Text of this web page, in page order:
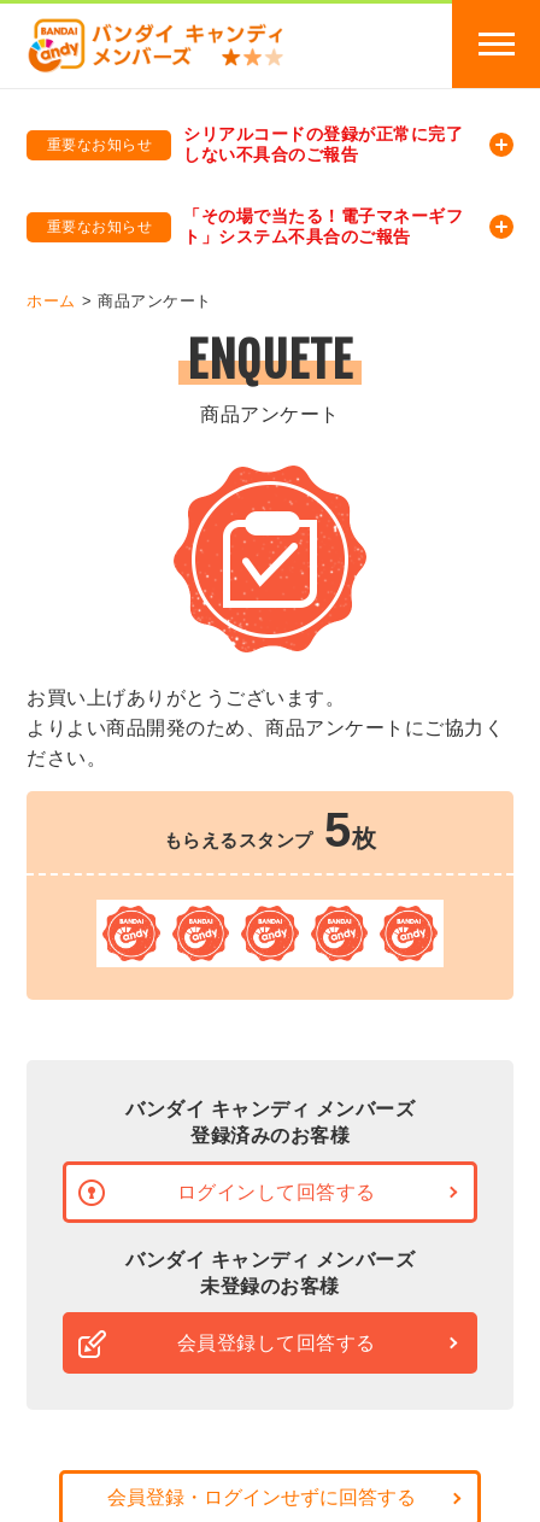
重要なお知らせ
シリアルコードの登録が正常に完了
しない不具合のご報告
重要なお知らせ
「その場で当たる！電子マネーギフ
ト」システム不具合のご報告
ホーム 商品アンケート
ENQUETE
商品アンケート
お買い上げありがとうございます。
よりよい商品開発のため、商品アンケートにご協力く
ださい。
もらえるスタンプ 5枚
バンダイ キャンディ メンバーズ
登録済みのお客様
ログインして回答する
バンダイ キャンディ メンバーズ
未登録のお客様
会員登録して回答する
会員登録・ログインせずに回答する